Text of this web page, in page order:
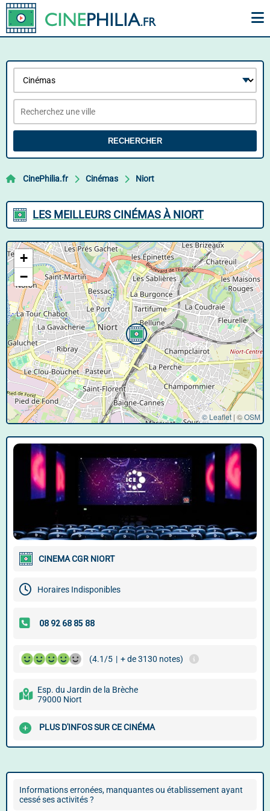
RECHERCHER
CinePhilia.fr Cinémas Niort
LES MEILLEURS CINÉMAS À NIORT
+
−
© Leaflet |©OSM
CINEMA CGR NIORT
Horaires Indisponibles
(4.1/5 | + de 3130 notes)
Esp. du Jardin de la Brèche
79000 Niort
PLUS D'INFOS SUR CE CINÉMA
Informations erronées, manquantes ou établissement ayant
cessé ses activités ?